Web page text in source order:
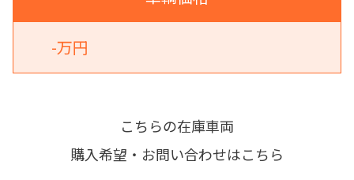
-万円
こちらの在庫車両
購入希望・お問い合わせはこちら